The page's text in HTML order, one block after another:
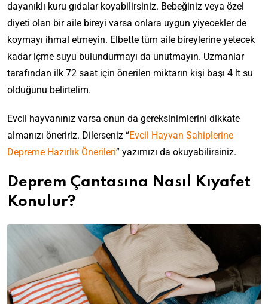
dayanıklı kuru gıdalar koyabilirsiniz. Bebeğiniz veya özel
diyeti olan bir aile bireyi varsa onlara uygun yiyecekler de
koymayı ihmal etmeyin. Elbette tüm aile bireylerine yetecek
kadar içme suyu bulundurmayı da unutmayın. Uzmanlar
tarafından ilk 72 saat için önerilen miktarın kişi başı 4 lt su
olduğunu belirtelim.
Evcil hayvanınız varsa onun da gereksinimlerini dikkate
almanızı öneririz. Dilerseniz “Evcil Hayvan Sahiplerine
Depreme Hazırlık Önerileri” yazımızı da okuyabilirsiniz.
Deprem Çantasına Nasıl Kıyafet
Konulur?